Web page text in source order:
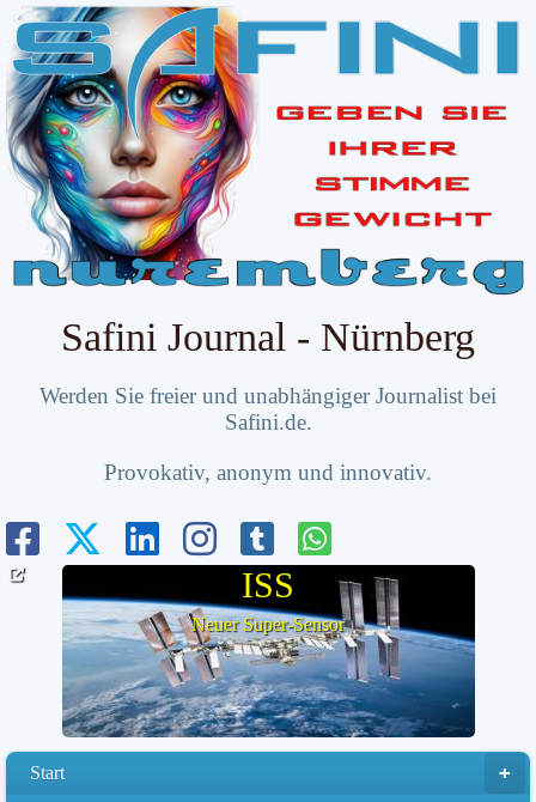
Safini Journal - Nürnberg
Werden Sie freier und unabhängiger Journalist bei
Safini.de.
Provokativ, anonym und innovativ.
ISS
Neuer Super-Sensor
Start